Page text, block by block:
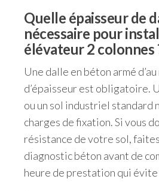
Quelle épaisseur de
nécessaire pour
élévateur 2 colonnes
Une dalle en béton armé
d’épaisseur est obligatoire.
ou un sol industriel standard
charges de fixation. Si vous
résistance de votre sol,
diagnostic béton avant de
heure de prestation qui